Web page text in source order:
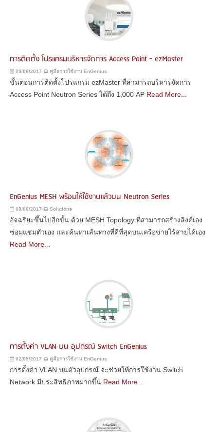
การติดตั้ง โปรแกรมบริหารจัดการ Access Point - ezMaster
09/06/2017 คู่มือการใช้งาน EnGenius
ขั้นตอนการติดตั้งโปรแกรม ezMaster ที่สามารถบริหารจัดการ
Access Point Neutron Series ได้ถึง 1,000 AP Read More...
EnGenius MESH พร้อมให้ใช้งานแล้วบน Neutron Series
08/06/2017 Solutions
อัจฉริยะขึ้นไปอีกขั้น ด้วย MESH Topology ที่สามารถสร้างลิงค์เอง
ซ่อมแซมตัวเอง และค้นหาเส้นทางที่ดีที่สุดบนเครือข่ายไร้สายได้เอง
Read More...
การตั้งค่า VLAN บน อุปกรณ์ Switch EnGenius
02/05/2017 คู่มือการใช้งาน EnGenius
การตั้งค่า VLAN บนตัวอุปกรณ์ จะช่วยให้การใช้งาน Switch
Network มีประสิทธิภาพมากขึ้น Read More...